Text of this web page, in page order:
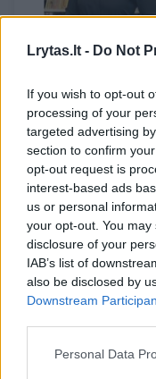
Lrytas.lt - Do Not
If you wish to opt-out
processing of your
targeted advertising
section to confirm
opt-out request is
interest-based ads
us or personal
your opt-out. You
disclosure of your
IAB’s list of
also be disclosed by
Downstream
Personal Data
Tarptautinę
švęskite
dietistė
pasidalino
sveikesniu
„Tam, kad
picas,
Picos tešlą taip